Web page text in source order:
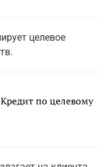
целевое
по целевому